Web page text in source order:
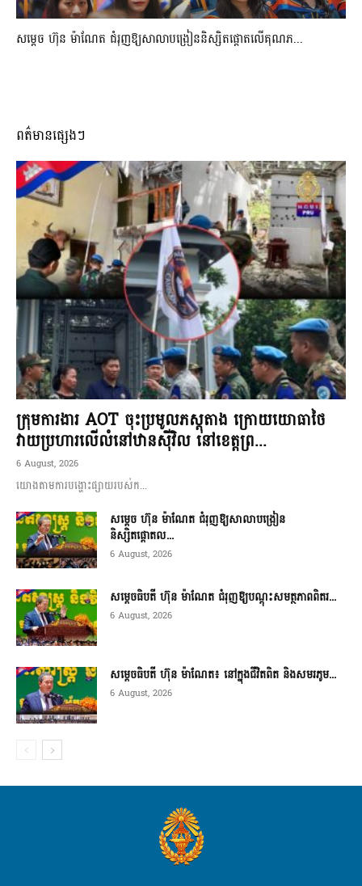
សម្តេច ហ៊ុន ម៉ាណែត ជំរុញឱ្យសាលាបង្រៀននិស្សិតផ្តោតលើគុណភ...
ពត៌មានផ្សេងៗ
ក្រុមការងារ AOT ចុះប្រមូលភស្តុតាង ក្រោយយោធាថៃ
វាយប្រហារលើលំនៅឋានស៊ីវិល នៅខេត្តព្រ...
6 August, 2026
យោងតាមការបង្ហោះផ្សាយរបស់ក...
សម្តេច ហ៊ុន ម៉ាណែត ជំរុញឱ្យសាលាបង្រៀន
និស្សិតផ្តោតល...
6 August, 2026
សម្តេចធិបតី ហ៊ុន ម៉ាណែត ជំរុញឱ្យបណ្តុះសមត្ថភាពពិតរ...
6 August, 2026
សម្តេចធិបតី ហ៊ុន ម៉ាណែត៖ នៅក្នុងជីវិតពិត និងសមរភូម...
6 August, 2026